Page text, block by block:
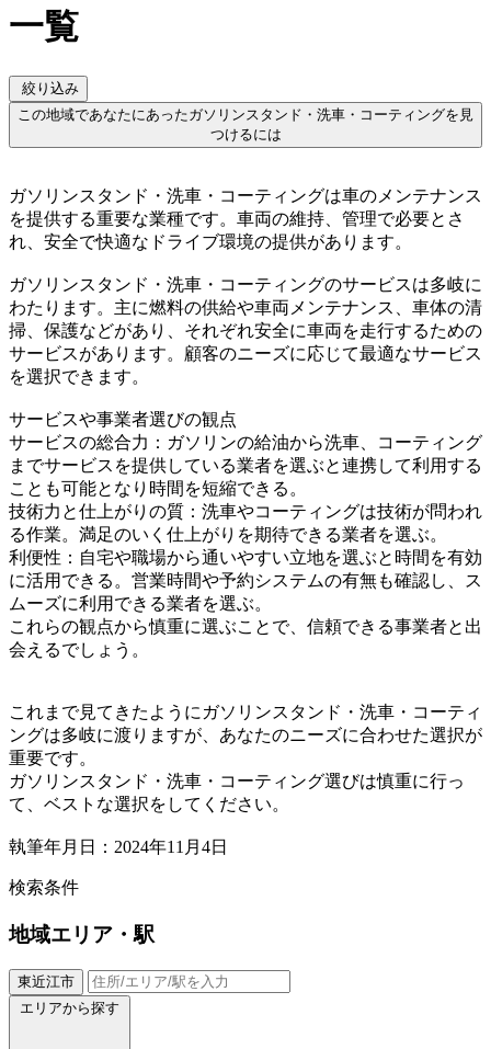
一覧
絞り込み
この地域であなたにあったガソリンスタンド・洗車・コーティングを見
つけるには
ガソリンスタンド・洗車・コーティングは車のメンテナンス
を提供する重要な業種です。車両の維持、管理で必要とさ
れ、安全で快適なドライブ環境の提供があります。
ガソリンスタンド・洗車・コーティングのサービスは多岐に
わたります。主に燃料の供給や車両メンテナンス、車体の清
掃、保護などがあり、それぞれ安全に車両を走行するための
サービスがあります。顧客のニーズに応じて最適なサービス
を選択できます。
サービスや事業者選びの観点
サービスの総合力：ガソリンの給油から洗車、コーティング
までサービスを提供している業者を選ぶと連携して利用する
ことも可能となり時間を短縮できる。
技術力と仕上がりの質：洗車やコーティングは技術が問われ
る作業。満足のいく仕上がりを期待できる業者を選ぶ。
利便性：自宅や職場から通いやすい立地を選ぶと時間を有効
に活用できる。営業時間や予約システムの有無も確認し、ス
ムーズに利用できる業者を選ぶ。
これらの観点から慎重に選ぶことで、信頼できる事業者と出
会えるでしょう。
これまで見てきたようにガソリンスタンド・洗車・コーティ
ングは多岐に渡りますが、あなたのニーズに合わせた選択が
重要です。
ガソリンスタンド・洗車・コーティング選びは慎重に行っ
て、ベストな選択をしてください。
執筆年月日：2024年11月4日
検索条件
地域エリア・駅
東近江市
エリアから探す